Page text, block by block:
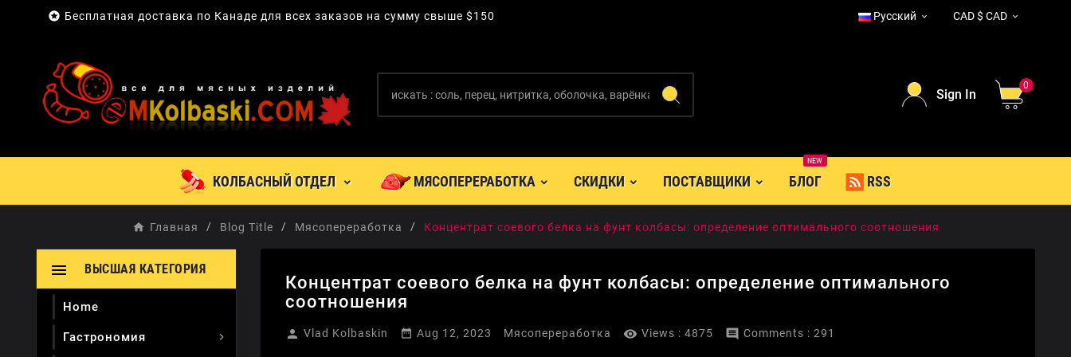
 Бесплатная доставка по Канаде для всех заказов на сумму свыше $150 Русский  CAD $ CAD 
Sign In
0
КОЛБАСНЫЙ ОТДЕЛ МЯСОПЕРЕРАБОТКА СКИДКИ ПОСТАВЩИКИ БЛОГ
NEW
RSS
Главная Blog Title Мясопереработка Концентрат соевого белка на фунт колбасы: определение оптимального соотношения
ВЫСШАЯ КАТЕГОРИЯ

Home
Гастрономия 
Концентрат соевого белка на фунт колбасы: определение оптимального
соотношения
 Vlad Kolbaskin  Aug 12, 2023 Мясопереработка  Views : 4875  Comments : 291